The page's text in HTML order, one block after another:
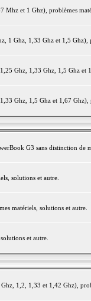
et 1 Ghz), problèmes
1 Ghz, 1,33 Ghz et 1,5 Ghz),
Ghz, 1,33 Ghz, 1,5 Ghz et
Ghz, 1,5 Ghz et 1,67 Ghz),
G3 sans distinction de
solutions et autre.
matériels, solutions et autre.
et autre.
1,2, 1,33 et 1,42 Ghz),